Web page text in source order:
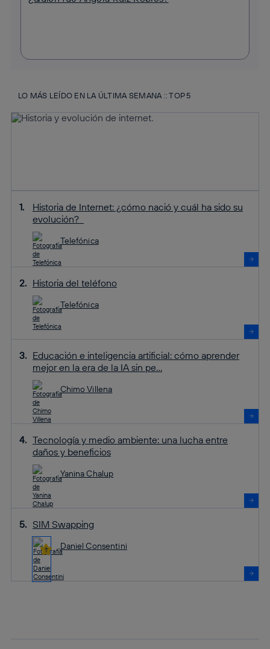
LO MÁS LEÍDO EN LA ÚLTIMA SEMANA :: TOP 5
Historia de Internet: ¿cómo nació y cuál ha sido su
evolución?
Telefónica
Historia del teléfono
Telefónica
Educación e inteligencia artificial: cómo aprender
mejor en la era de la IA sin pe...
Chimo Villena
Tecnología y medio ambiente: una lucha entre
daños y beneficios
Yanina Chalup
SIM Swapping
Daniel Consentini